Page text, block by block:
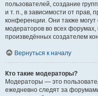
пользователей, создание
и т. п., в зависимости от прав,
конференции. Они также
модераторов во всех форумах,
произведённых создателем
Вернуться к началу
Кто такие модераторы?
Модераторы — это
ежедневно следят за